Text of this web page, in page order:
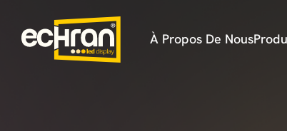
À Propos De Nous